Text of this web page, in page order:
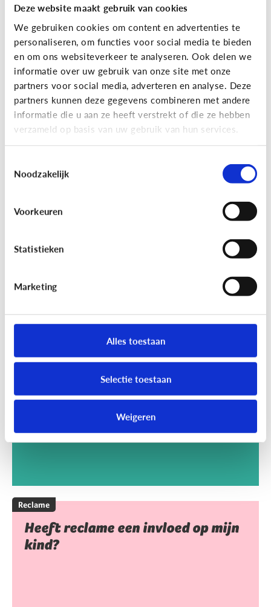
Deze website maakt gebruik van cookies
We gebruiken cookies om content en advertenties te
personaliseren, om functies voor social media te bieden
en om ons websiteverkeer te analyseren. Ook delen we
informatie over uw gebruik van onze site met onze
partners voor social media, adverteren en analyse. Deze
partners kunnen deze gegevens combineren met andere
informatie die u aan ze heeft verstrekt of die ze hebben
verzameld op basis van uw gebruik van hun services.
Noodzakelijk
Voorkeuren
Statistieken
Marketing
Alles toestaan
Selectie toestaan
Weigeren
Reclame
[Game] Game jezelf reclamewijs
reclamegames speelt?
Reclame
Heeft reclame een invloed op mijn
kind?